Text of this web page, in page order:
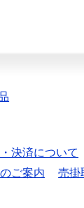
決済について
ご案内 売掛